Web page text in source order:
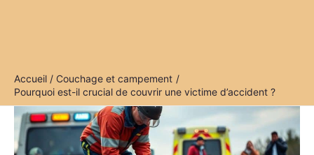
Accueil
Couchage et campement
Pourquoi est-il crucial de couvrir une victime d’accident ?